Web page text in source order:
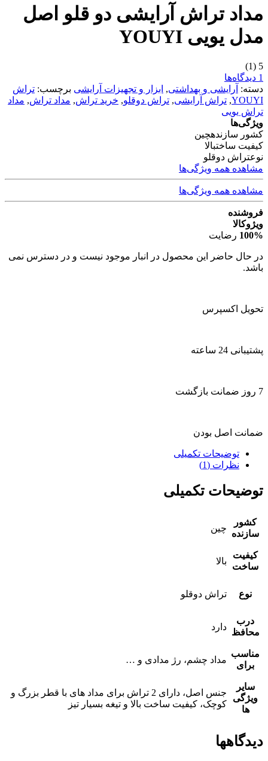
مداد تراش آرایشی دو قلو اصل
مدل یویی YOUYI
5
(1)
1 دیدگاه‌ها
دسته: آرایشی و بهداشتی, ابزار و تجهیزات آرایشی برچسب: تراش
YOUYI
, تراش آرایشی, تراش دوقلو, خرید تراش, مداد تراش, مداد
تراش یویی
ویژگی‌ها
کشور سازندهچین
کیفیت ساختبالا
نوعتراش دوقلو
مشاهده همه ویژگی‌ها
مشاهده همه ویژگی‌ها
فروشنده
ویژوکالا
100% رضایت
در حال حاضر این محصول در انبار موجود نیست و در دسترس نمی
باشد.
تحویل اکسپرس
پشتیبانی 24 ساعته
7 روز ضمانت بازگشت
ضمانت اصل بودن
توضیحات تکمیلی
نظرات (1)
توضیحات تکمیلی
کشور
سازنده
چین
کیفیت
ساخت
بالا
نوع تراش دوقلو
درب
محافظ
دارد
مناسب
برای
مداد چشم، رژ مدادی و …
سایر
ویژگی
ها
جنس اصل، دارای 2 تراش برای مداد های با قطر بزرگ و
کوچک، کیفیت ساخت بالا و تیغه بسیار تیز
دیدگاهها